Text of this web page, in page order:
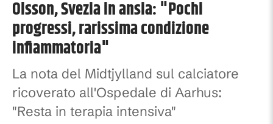
Olsson, Svezia in ansia: "Pochi
progressi, rarissima condizione
infiammatoria"
La nota del Midtjylland sul calciatore
ricoverato all'Ospedale di Aarhus:
"Resta in terapia intensiva"